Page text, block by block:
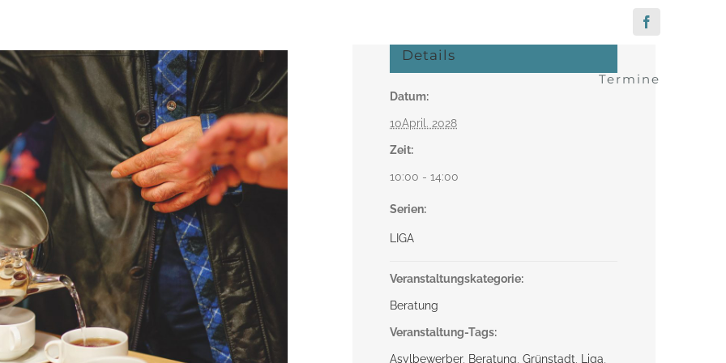
Facebook
Termine
Details
Datum:
10April. 2028
Zeit:
10:00 - 14:00
Serien:
LIGA
Veranstaltungskategorie:
Beratung
Veranstaltung-Tags:
Asylbewerber, Beratung ,Grünstadt Liga